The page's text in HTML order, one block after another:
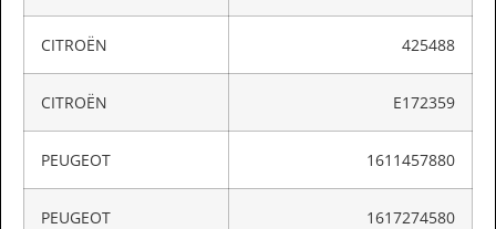
CITROËN 425488
CITROËN E172359
PEUGEOT 1611457880
PEUGEOT 1617274580